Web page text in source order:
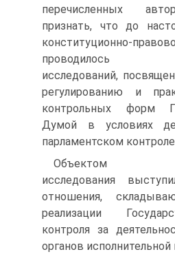
перечисленных
признать, что до
конституционно-
проводилось
исследований,
регулированию и
контрольных форм Г
Думой в условиях
парламентском
Объектом
исследования
отношения,
реализации
контроля за
органов исполнительной